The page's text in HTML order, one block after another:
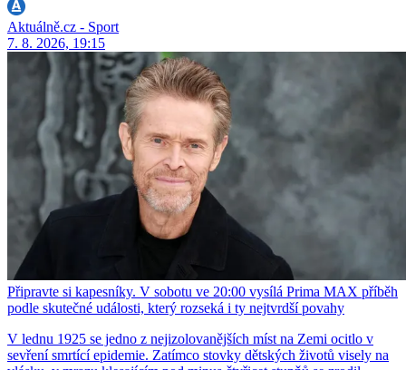
Aktuálně.cz - Sport
7. 8. 2026, 19:15
Připravte si kapesníky. V sobotu ve 20:00 vysílá Prima MAX příběh
podle skutečné události, který rozseká i ty nejtvrdší povahy
V lednu 1925 se jedno z nejizolovanějších míst na Zemi ocitlo v
sevření smrtící epidemie. Zatímco stovky dětských životů visely na